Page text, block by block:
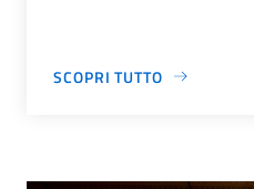
SCOPRI TUTTO